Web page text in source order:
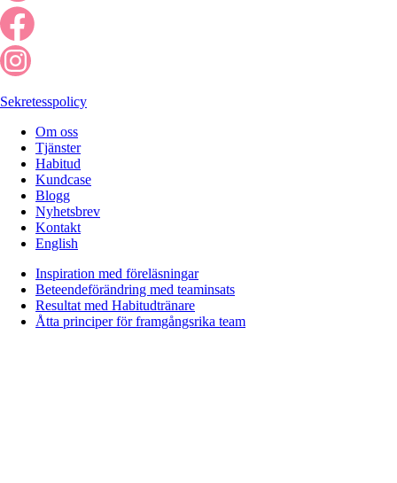
Sekretesspolicy
Om oss
Tjänster
Habitud
Kundcase
Blogg
Nyhetsbrev
Kontakt
English
Inspiration med föreläsningar
Beteendeförändring med teaminsats
Resultat med Habitudtränare
Åtta principer för framgångsrika team